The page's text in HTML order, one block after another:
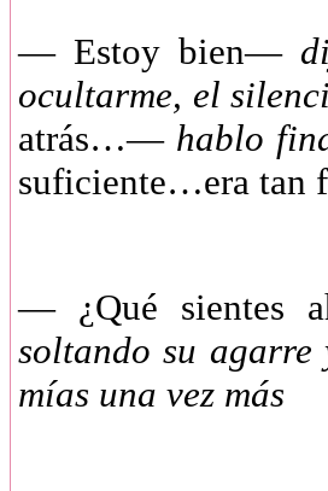
— Estoy bien—
ocultarme, el
atrás…— hablo
suficiente…era tan
— ¿Qué sientes
soltando su agarre
mías una vez más